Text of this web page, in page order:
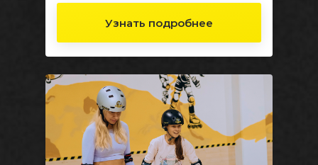
Узнать подробнее